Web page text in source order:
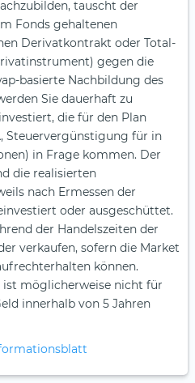
tauscht der
Fonds gehaltenen
Derivatkontrakt oder Total-
gegen die
basierte Nachbildung des
Sie dauerhaft zu
die für den Plan
Steuervergünstigung für in
in Frage kommen. Der
die realisierten
nach Ermessen der
oder ausgeschüttet.
der Handelszeiten der
verkaufen, sofern die Market
können.
ist möglicherweise nicht für
innerhalb von 5 Jahren